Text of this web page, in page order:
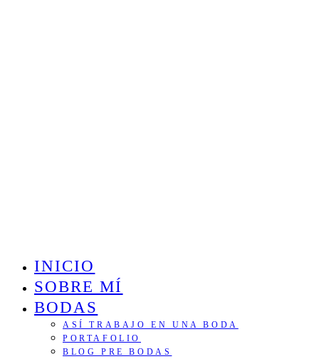
INICIO
SOBRE MÍ
BODAS
ASÍ TRABAJO EN UNA BODA
PORTAFOLIO
BLOG PRE BODAS